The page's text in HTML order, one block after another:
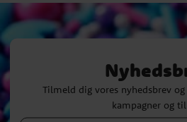
Tilmeld dig vores nyhedsbrev
kampagner og